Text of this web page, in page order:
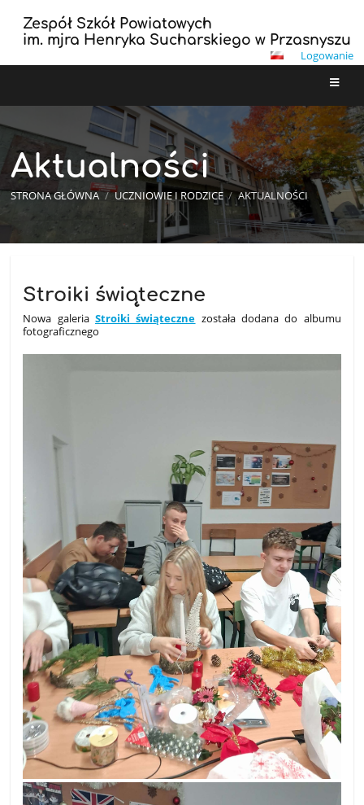
Zespół Szkół Powiatowych
im. mjra Henryka Sucharskiego w Przasnyszu
Logowanie
Aktualności
STRONA GŁÓWNA / UCZNIOWIE I RODZICE / AKTUALNOŚCI
Stroiki świąteczne
Nowa galeria Stroiki świąteczne została dodana do albumu
fotograficznego